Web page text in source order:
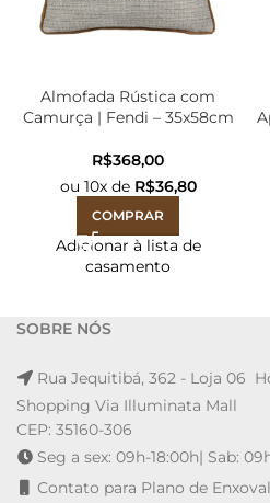
Almofada Rústica com
Camurça | Fendi – 35x58cm
R$
ou 10x de R$36,80
COMPRAR
Adicionar à lista de
casamento
SOBRE NÓS
Rua Jequitibá, 362 - Loja 06
Shopping Via Illuminata Mall
CEP: 35160-306
Seg a sex: 09h-18:00h| Sab:
Contato para Plano de